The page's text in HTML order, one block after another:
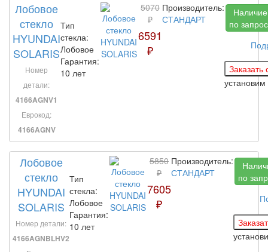
Лобовое
стекло
HYUNDAI
SOLARIS
Номер
детали:
4166AGNV1
Еврокод:
4166AGNV
Тип
стекла:
Лобовое
Гарантия:
10 лет
5070
₽
6591
₽
Производитель:
СТАНДАРТ
Наличие
по
Лобовое
стекло
HYUNDAI
SOLARIS
Номер детали:
4166AGNBLHV2
Тип
стекла:
Лобовое
Гарантия:
10 лет
5850
₽
7605
₽
Производитель:
СТАНДАРТ
по